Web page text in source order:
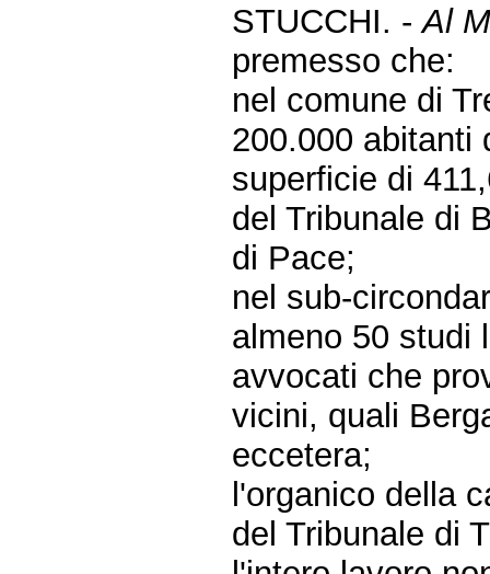
STUCCHI. -Al
premesso che:
nel comune di
200.000 abitanti
superficie di
del Tribunale di
di Pace;
nel sub-
almeno 50 studi
avvocati che
vicini, quali
eccetera;
l'organico della
del Tribunale di